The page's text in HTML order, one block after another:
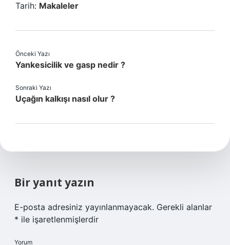
Tarih: Makaleler
Önceki Yazı
Yankesicilik ve gasp nedir ?
Sonraki Yazı
Uçağın kalkışı nasıl olur ?
Bir yanıt yazın
E-posta adresiniz yayınlanmayacak. Gerekli alanlar
* ile işaretlenmişlerdir
Yorum